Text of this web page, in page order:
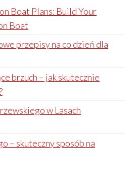
Boat Plans: Build Your
Boat
przepisy na co dzień dla
brzuch – jak skutecznie
w Lasach
– skuteczny sposób na